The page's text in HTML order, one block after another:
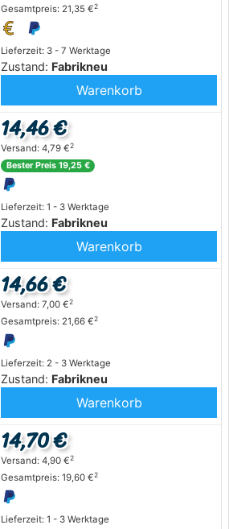
Lieferzeit: 3 - 7 Werktage
Zustand: Fabrikneu
Gesamtpreis: 21,35 €2
Warenkorb
Lieferzeit: 1 - 3 Werktage
Zustand: Fabrikneu
14,46 €
Versand: 4,79 €2
Bester Preis 19,25 €
Warenkorb
Lieferzeit: 2 - 3 Werktage
Zustand: Fabrikneu
14,66 €
Versand: 7,00 €2
Gesamtpreis: 21,66 €2
Warenkorb
Lieferzeit: 1 - 3 Werktage
14,70 €
Versand: 4,90 €2
Gesamtpreis: 19,60 €2